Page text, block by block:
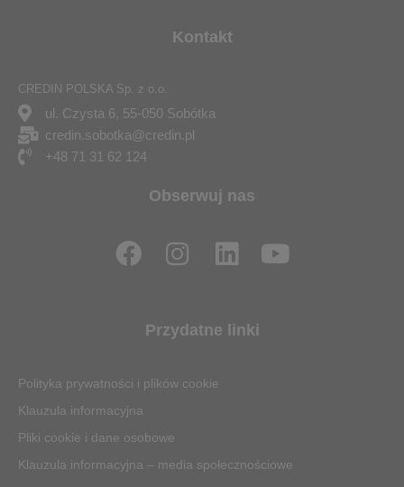
Kontakt
CREDIN POLSKA Sp. z o.o.
ul. Czysta 6, 55-050 Sobótka
credin.sobotka@credin.pl
+48 71 31 62 124
Obserwuj nas
F
a
o
o
k
I
n
t
g
m
L
i
k
Y
Przydatne linki
Polityka prywatności i plików cookie
Klauzula informacyjna
Pliki cookie i dane osobowe
Klauzula informacyjna – media społecznościowe